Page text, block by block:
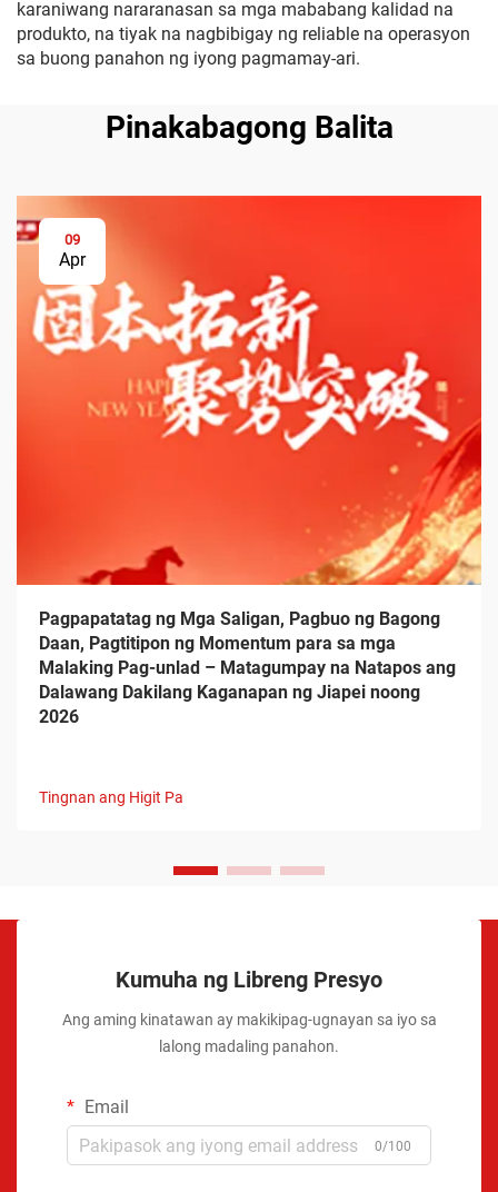
karaniwang nararanasan sa mga mababang kalidad na
produkto, na tiyak na nagbibigay ng reliable na operasyon
sa buong panahon ng iyong pagmamay-ari.
Pinakabagong Balita
09
Apr
Pagpapatatag ng Mga Saligan, Pagbuo ng Bagong
Daan, Pagtitipon ng Momentum para sa mga
Malaking Pag-unlad – Matagumpay na Natapos ang
Dalawang Dakilang Kaganapan ng Jiapei noong
2026
Tingnan ang Higit Pa
Kumuha ng Libreng Presyo
Ang aming kinatawan ay makikipag-ugnayan sa iyo sa
lalong madaling panahon.
Email
0/100